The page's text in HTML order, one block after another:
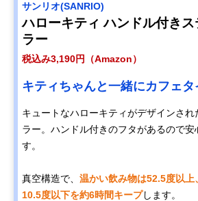
サンリオ(SANRIO)
ハローキティ ハンドル付き
ラー
税込み3,190円（Amazon）
キティちゃんと一緒にカフェタ
キュートなハローキティがデザインさ
ラー。ハンドル付きのフタがあるので安
す。
真空構造で、 温かい飲み物は52.5度以上
10.5度以下を約6時間キープします。